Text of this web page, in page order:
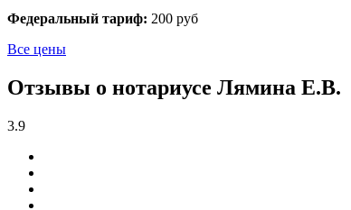
Федеральный тариф: 200 руб
Все цены
Отзывы о нотариусе Лямина Е.В.
3.9